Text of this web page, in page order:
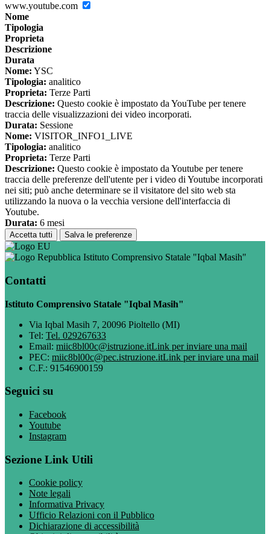
www.youtube.com
Nome
Tipologia
Proprieta
Descrizione
Durata
Nome: YSC
Tipologia: analitico
Proprieta: Terze Parti
Descrizione: Questo cookie è impostato da YouTube per tenere
traccia delle visualizzazioni dei video incorporati.
Durata: Sessione
Nome: VISITOR_INFO1_LIVE
Tipologia: analitico
Proprieta: Terze Parti
Descrizione: Questo cookie è impostato da Youtube per tenere
traccia delle preferenze dell'utente per i video di Youtube incorporati
nei siti; può anche determinare se il visitatore del sito web sta
utilizzando la nuova o la vecchia versione dell'interfaccia di
Youtube.
Durata: 6 mesi
Accetta tutti Salva le preferenze
Istituto Comprensivo Statale "Iqbal Masih"
Contatti
Istituto Comprensivo Statale "Iqbal Masih"
Via Iqbal Masih 7, 20096 Pioltello (MI)
Tel: Tel. 029267633
Email: miic8bl00c@istruzione.itLink per inviare una mail
PEC: miic8bl00c@pec.istruzione.itLink per inviare una mail
C.F.: 91546900159
Seguici su
Facebook
Youtube
Instagram
Sezione Link Utili
Cookie policy
Note legali
Informativa Privacy
Ufficio Relazioni con il Pubblico
Dichiarazione di accessibilità